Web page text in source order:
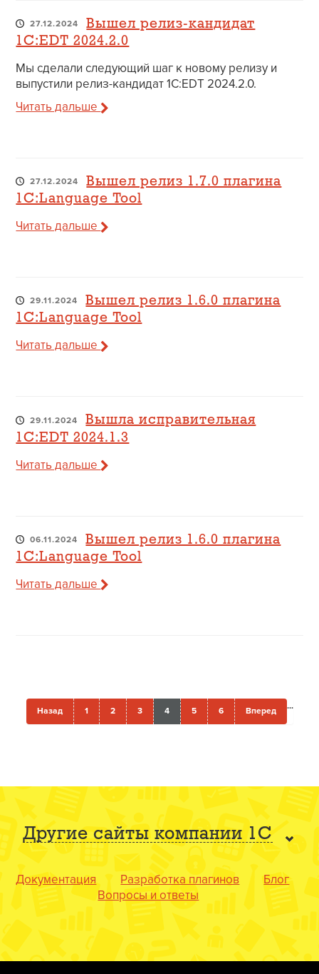
27.12.2024
Вышел релиз-кандидат
1C:EDT 2024.2.0
Мы сделали следующий шаг к новому релизу и
выпустили релиз-кандидат 1C:EDT 2024.2.0.
Читать дальше
27.12.2024
Вышел релиз 1.7.0 плагина
1C:Language Tool
Читать дальше
29.11.2024
Вышел релиз 1.6.0 плагина
1C:Language Tool
Читать дальше
29.11.2024
Вышла исправительная
1C:EDT 2024.1.3
Читать дальше
06.11.2024
Вышел релиз 1.6.0 плагина
1C:Language Tool
Читать дальше
Назад 1 2 3 4 5 6 ...
Вперед
Другие сайты компании 1С
Документация Разработка плагинов
Блог
Вопросы и ответы